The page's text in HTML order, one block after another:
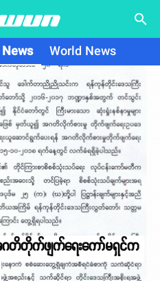
search
World News
တိုက်ဖျက်ရေးကော်မရှင်က